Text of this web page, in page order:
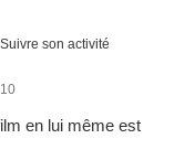
Suivre son activité
en lui même est